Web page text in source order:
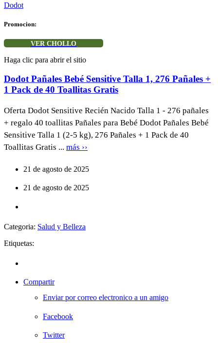
Dodot
Promocion:
VER CHOLLO
Haga clic para abrir el sitio
Dodot Pañales Bebé Sensitive Talla 1, 276 Pañales +
1 Pack de 40 Toallitas Gratis
Oferta Dodot Sensitive Recién Nacido Talla 1 - 276 pañales
+ regalo 40 toallitas Pañales para Bebé Dodot Pañales Bebé
Sensitive Talla 1 (2-5 kg), 276 Pañales + 1 Pack de 40
Toallitas Gratis ... más ››
21 de agosto de 2025
21 de agosto de 2025
Categoria: Salud y Belleza
Etiquetas:
Compartir
Enviar por correo electronico a un amigo
Facebook
Twitter